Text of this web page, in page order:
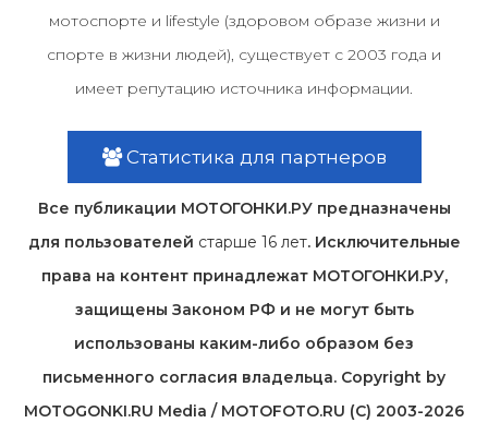
мотоспорте и lifestyle (здоровом образе жизни и
спорте в жизни людей), существует с 2003 года и
имеет репутацию источника информации.
Статистика для партнеров
Все публикации МОТОГОНКИ.РУ предназначены
для пользователей старше 16 лет. Исключительные
права на контент принадлежат МОТОГОНКИ.РУ,
защищены Законом РФ и не могут быть
использованы каким-либо образом без
письменного согласия владельца. Copyright by
MOTOGONKI.RU Media / MOTOFOTO.RU (C) 2003-2026